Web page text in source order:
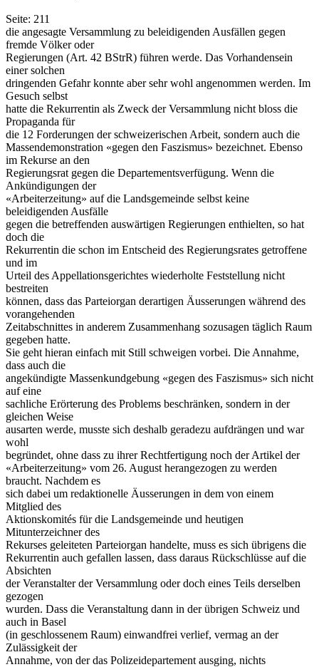
Seite: 211
die angesagte Versammlung zu beleidigenden Ausfällen gegen
fremde Völker oder
Regierungen (Art. 42 BStrR) führen werde. Das Vorhandensein
einer solchen
dringenden Gefahr konnte aber sehr wohl angenommen werden. Im
Gesuch selbst
hatte die Rekurrentin als Zweck der Versammlung nicht bloss die
Propaganda für
die 12 Forderungen der schweizerischen Arbeit, sondern auch die
Massendemonstration «gegen den Faszismus» bezeichnet. Ebenso
im Rekurse an den
Regierungsrat gegen die Departementsverfügung. Wenn die
Ankündigungen der
«Arbeiterzeitung» auf die Landsgemeinde selbst keine
beleidigenden Ausfälle
gegen die betreffenden auswärtigen Regierungen enthielten, so hat
doch die
Rekurrentin die schon im Entscheid des Regierungsrates getroffene
und im
Urteil des Appellationsgerichtes wiederholte Feststellung nicht
bestreiten
können, dass das Parteiorgan derartigen Äusserungen während des
vorangehenden
Zeitabschnittes in anderem Zusammenhang sozusagen täglich Raum
gegeben hatte.
Sie geht hieran einfach mit Still schweigen vorbei. Die Annahme,
dass auch die
angekündigte Massenkundgebung «gegen des Faszismus» sich nicht
auf eine
sachliche Erörterung des Problems beschränken, sondern in der
gleichen Weise
ausarten werde, musste sich deshalb geradezu aufdrängen und war
wohl
begründet, ohne dass zu ihrer Rechtfertigung noch der Artikel der
«Arbeiterzeitung» vom 26. August herangezogen zu werden
braucht. Nachdem es
sich dabei um redaktionelle Äusserungen in dem von einem
Mitglied des
Aktionskomités für die Landsgemeinde und heutigen
Mitunterzeichner des
Rekurses geleiteten Parteiorgan handelte, muss es sich übrigens die
Rekurrentin auch gefallen lassen, dass daraus Rückschlüsse auf die
Absichten
der Veranstalter der Versammlung oder doch eines Teils derselben
gezogen
wurden. Dass die Veranstaltung dann in der übrigen Schweiz und
auch in Basel
(in geschlossenem Raum) einwandfrei verlief, vermag an der
Zulässigkeit der
Annahme, von der das Polizeidepartement ausging, nichts